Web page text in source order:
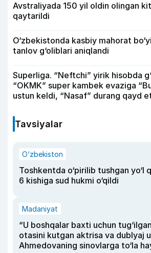
Avstraliyada 150 yil oldin olingan
qaytarildi
O‘zbekistonda kasbiy mahorat
tanlov g‘oliblari aniqlandi
Superliga. “Neftchi” yirik hisobda
“OKMK” super kambek evaziga
ustun keldi, “Nasaf” durang qayd
Tavsiyalar
O‘zbekiston
Toshkentda o‘pirilib tushgan yo‘l
6 kishiga sud hukmi o‘qildi
Madaniyat
“U boshqalar baxti uchun
otasini kutgan aktrisa va dublyaj
Ahmedovaning sinovlarga to‘la